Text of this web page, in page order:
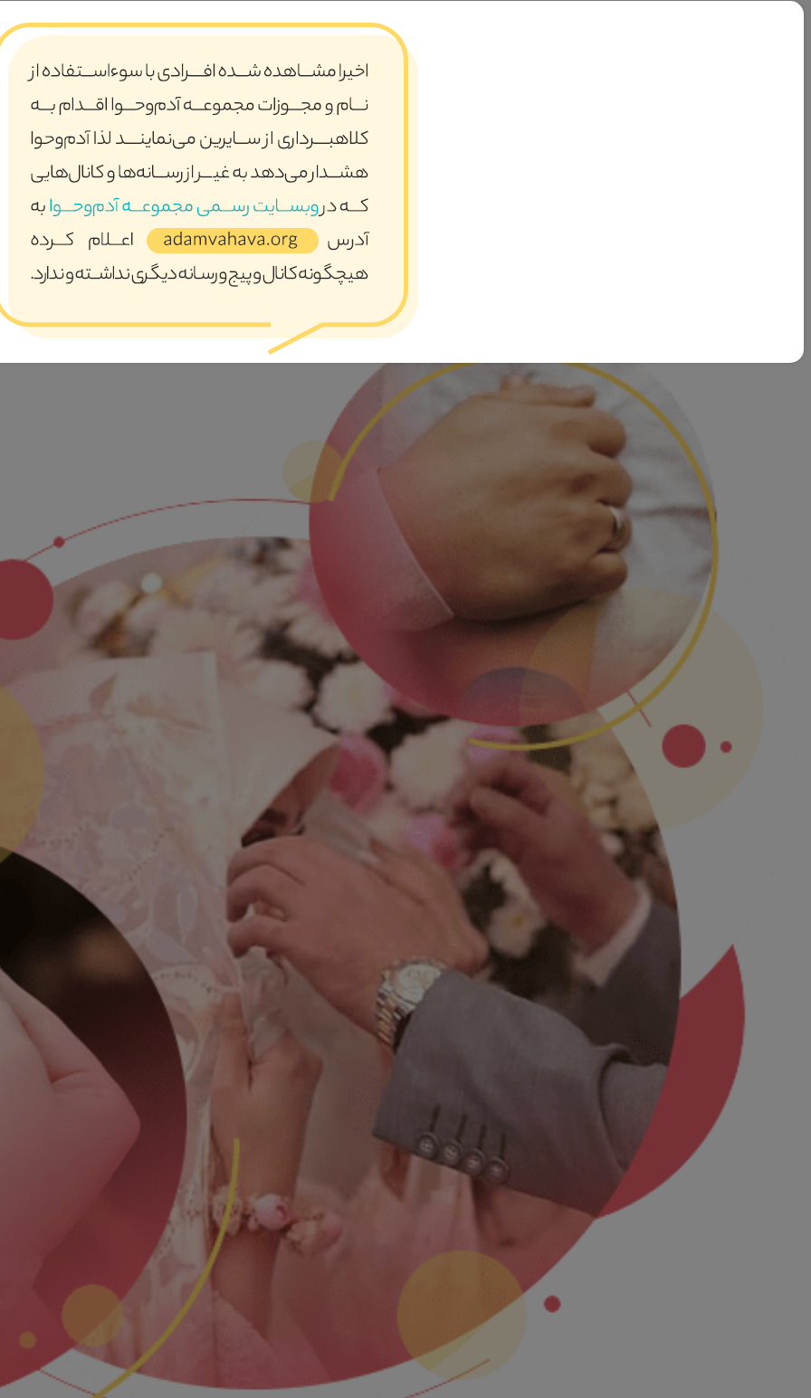
مجموعه توانمندسازی و تسهیلگری ازدواج آدم و حوا بعنوان سومین مجموعه تخصصی جمعیت امام رضایی ها با مسئولیت حاج حسین
رهبری نسبت به ترویج امر واسطه گری و همچنین گسترش ازدواج صحیح اسلامی و شکل‌گیری خانواده بر مبنای تعالیم اسلام و قرآن و در
بحث واسطه‌گری یا شفاعت در ازدواج، در فرمایشات خدای متعال و معصومین علیهم‌السلام ذکر شده است. در سوره‌ی مبارکه نور، آن‌جا که
آدم و حوا پس از بررسی های بسیار به این نتیجه رسیده که تاثیرگذاری عمیق و کلان در حوزه خانواده بصورت تک بعدی اتفاق نخواهد
بصورت صحیح و تحت اشراف کارشناسان خبره حوزه خانواده و ازدواج در کنار هم قرار گیرند تا به سمت نقطه مطلوب حرکت کنیم .